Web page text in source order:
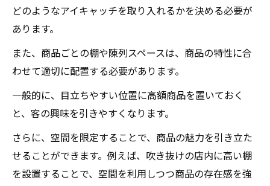
どのようなアイキャッチを取り入れるかを決める必要が
あります。
また、商品ごとの棚や陳列スペースは、商品の特性に合
わせて適切に配置する必要があります。
一般的に、目立ちやすい位置に高額商品を置いておく
と、客の興味を引きやすくなります。
さらに、空間を限定することで、商品の魅力を引き立た
せることができます。例えば、吹き抜けの店内に高い棚
を設置することで、空間を利用しつつ商品の存在感を強